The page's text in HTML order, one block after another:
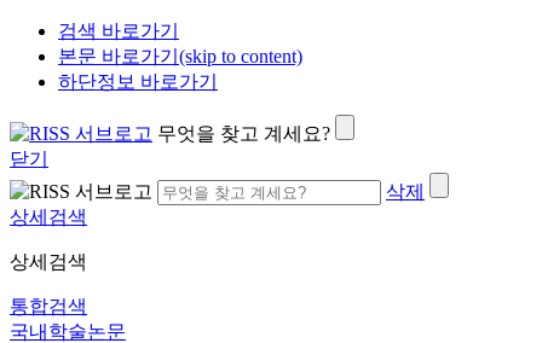
검색 바로가기
본문 바로가기(skip to content)
하단정보 바로가기
무엇을 찾고 계세요?
닫기
삭제
상세검색
상세검색
통합검색
국내학술논문